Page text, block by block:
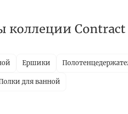
коллеции Contract
Ершики
для ванной